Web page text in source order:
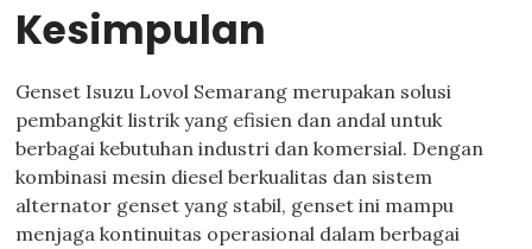
Kesimpulan
Genset Isuzu Lovol Semarang merupakan solusi
pembangkit listrik yang efisien dan andal untuk
berbagai kebutuhan industri dan komersial. Dengan
kombinasi mesin diesel berkualitas dan sistem
alternator genset yang stabil, genset ini mampu
menjaga kontinuitas operasional dalam berbagai